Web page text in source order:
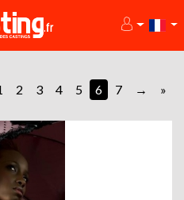
2 3 4 5 6 7 »